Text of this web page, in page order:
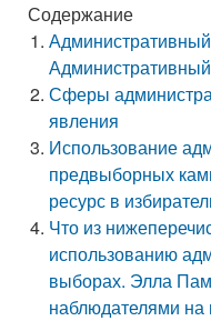
Содержание
Сферы
явления
Использование
предвыборных
ресурс в
Что из
использованию
выборах. Элла
наблюдателями